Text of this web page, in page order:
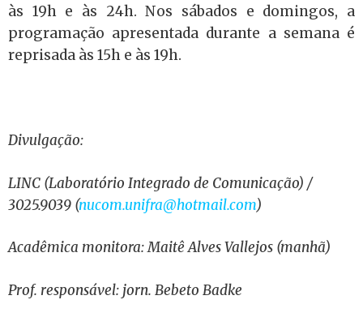
às 19h e às 24h. Nos sábados e domingos, a
programação apresentada durante a semana é
reprisada às 15h e às 19h.
Divulgação:
LINC (Laboratório Integrado de Comunicação) /
3025.9039 (nucom.unifra@hotmail.com)
Acadêmica monitora: Maitê Alves Vallejos (manhã)
Prof. responsável: jorn. Bebeto Badke